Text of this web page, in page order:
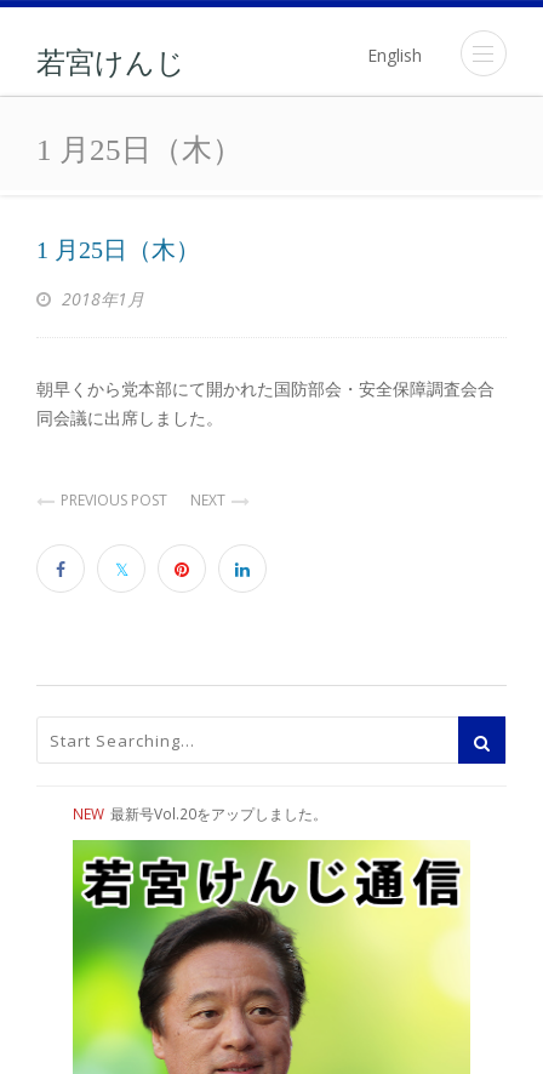
若宮けんじ English
1 月25日（木）
1 月25日（木）
1 月25日（木）
2018年1月
朝早くから党本部にて開かれた国防部会・安全保障調査会合
同会議に出席しました。
PREVIOUS POST NEXT
NEW 最新号Vol.20をアップしました。